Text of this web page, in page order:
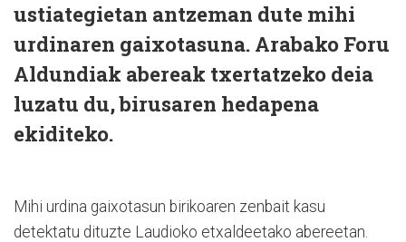
ustiategietan antzeman dute mihi
urdinaren gaixotasuna. Arabako Foru
Aldundiak abereak txertatzeko deia
luzatu du, birusaren hedapena
ekiditeko.
Mihi urdina gaixotasun birikoaren zenbait kasu
detektatu dituzte Laudioko etxaldeetako abereetan.